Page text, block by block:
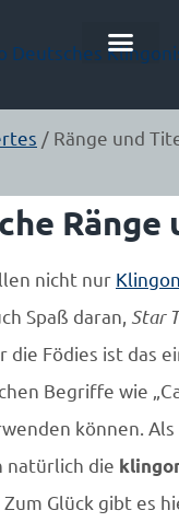
/ Ränge und
Ränge
nicht nur
Spaß daran, Star
die Födies ist das
Begriffe wie
können.
natürlich die
Zum Glück gibt es